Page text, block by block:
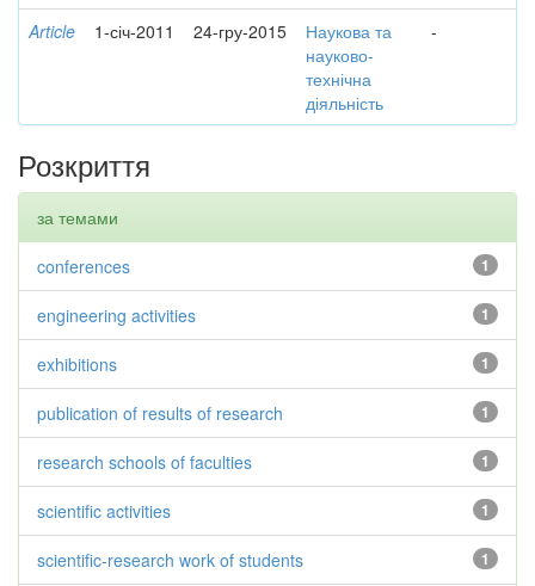
Article 1-січ-2011 24-гру-2015
Наукова та
науково-
технічна
діяльність
-
Розкриття
за темами
1
conferences
1
engineering activities
1
exhibitions
1
publication of results of research
1
research schools of faculties
1
scientific activities
1
scientific-research work of students